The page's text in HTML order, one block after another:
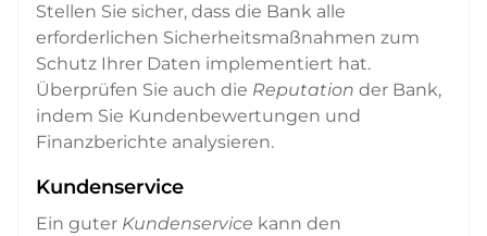
Stellen Sie sicher, dass die Bank alle
erforderlichen Sicherheitsmaßnahmen zum
Schutz Ihrer Daten implementiert hat.
Überprüfen Sie auch die Reputation der Bank,
indem Sie Kundenbewertungen und
Finanzberichte analysieren.
Kundenservice
Ein guter Kundenservice kann den